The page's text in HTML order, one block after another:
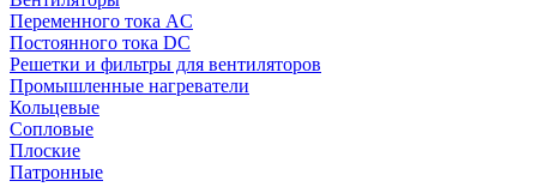
Переменного тока AC
Постоянного тока DC
Решетки и фильтры для вентиляторов
Промышленные нагреватели
Кольцевые
Сопловые
Плоские
Патронные